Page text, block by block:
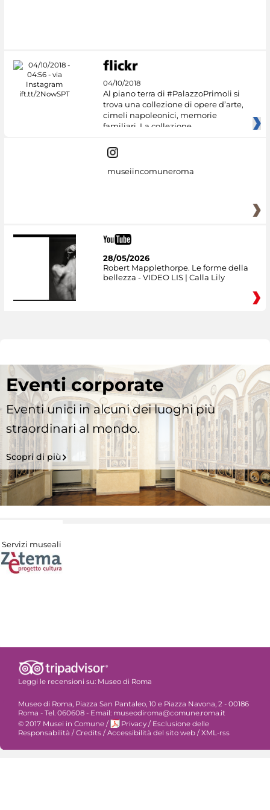
04/10/2018
Al piano terra di #PalazzoPrimoli si
trova una collezione di opere d’arte,
cimeli napoleonici, memorie
familiari. La collezione
museiincomuneroma
28/05/2026
Robert Mapplethorpe. Le forme della
bellezza - VIDEO LIS | Calla Lily
Eventi corporate
Eventi unici in alcuni dei luoghi più
straordinari al mondo.
Scopri di più
Servizi museali
Leggi le recensioni su: Museo di Roma
Museo di Roma, Piazza San Pantaleo, 10 e Piazza Navona, 2 - 00186
Roma - Tel. 060608 - Email: museodiroma@comune.roma.it
© 2017 Musei in Comune / Privacy / Esclusione delle
Responsabilità /Credits /Accessibilità del sito web /XML-rss